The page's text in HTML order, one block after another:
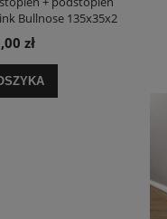
Bullnose 135x35x2
zł